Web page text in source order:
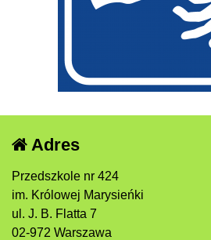
Adres
Przedszkole nr 424
im. Królowej Marysieńki
ul. J. B. Flatta 7
02-972 Warszawa